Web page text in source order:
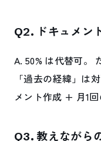
Q2. ドキュメン
A. 50% は代替可。
「過去の経緯」は
メント作成 + 月1回
Q3. 教えながら